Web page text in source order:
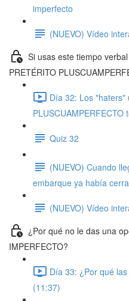
imperfecto
(NUEVO) Vídeo
Si usas este tiempo
PRETÉRITO
Día 32: Los "haters"
Quiz 32
(NUEVO) Cuando
embarque ya había
(NUEVO) Vídeo
¿Por qué no le das una
IMPERFECTO?
Día 33: ¿Por qué
(11:37)